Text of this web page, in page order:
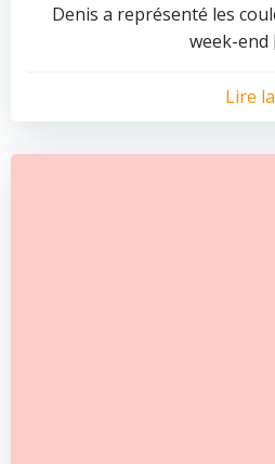
Denis a représenté les
week-end
Lire